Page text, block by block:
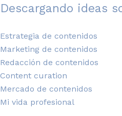
Descargando ideas
Estrategia de contenidos
Marketing de contenidos
Redacción de contenidos
Content curation
Mercado de contenidos
Mi vida profesional